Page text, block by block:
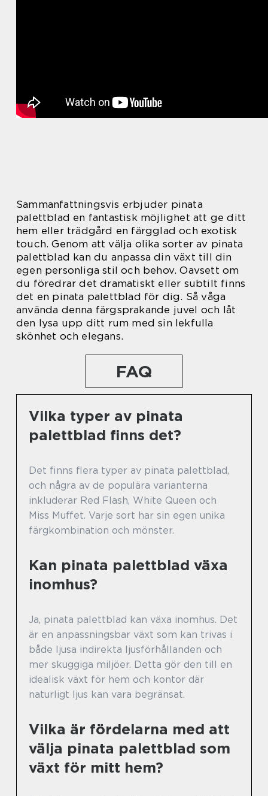
Sammanfattningsvis erbjuder pinata
palettblad en fantastisk möjlighet att ge ditt
hem eller trädgård en färgglad och exotisk
touch. Genom att välja olika sorter av pinata
palettblad kan du anpassa din växt till din
egen personliga stil och behov. Oavsett om
du föredrar det dramatiskt eller subtilt finns
det en pinata palettblad för dig. Så våga
använda denna färgsprakande juvel och låt
den lysa upp ditt rum med sin lekfulla
skönhet och elegans.
FAQ
Vilka typer av pinata
palettblad finns det?
Det finns flera typer av pinata palettblad,
och några av de populära varianterna
inkluderar Red Flash, White Queen och
Miss Muffet. Varje sort har sin egen unika
färgkombination och mönster.
Kan pinata palettblad växa
inomhus?
Ja, pinata palettblad kan växa inomhus. Det
är en anpassningsbar växt som kan trivas i
både ljusa indirekta ljusförhållanden och
mer skuggiga miljöer. Detta gör den till en
idealisk växt för hem och kontor där
naturligt ljus kan vara begränsat.
Vilka är fördelarna med att
välja pinata palettblad som
växt för mitt hem?